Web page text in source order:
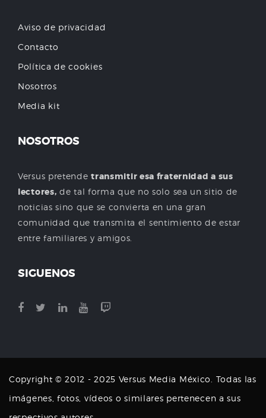
Aviso de privacidad
Contacto
Política de cookies
Nosotros
Media kit
NOSOTROS
Versus pretendetransmitir esa fraternidad a sus
lectores, de tal forma que no solo sea un sitio de
noticias sino que se convierta en una gran
comunidad que transmita el sentimiento de estar
entre familiares y amigos.
SIGUENOS
Copyright © 2012 - 2025 Versus Media México. Todas las
imágenes, fotos, vídeos o similares pertenecen a sus